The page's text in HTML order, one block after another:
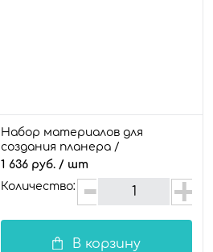
Набор материалов для
создания планера /
документы "Master eyelash"
1 636 руб. / шт
Количество:
В корзину